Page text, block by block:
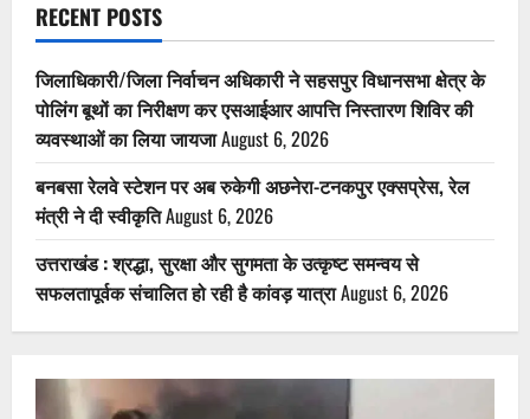
RECENT POSTS
जिलाधिकारी/जिला निर्वाचन अधिकारी ने सहसपुर विधानसभा क्षेत्र के
पोलिंग बूथों का निरीक्षण कर एसआईआर आपत्ति निस्तारण शिविर की
व्यवस्थाओं का लिया जायजाAugust 6, 2026
बनबसा रेलवे स्टेशन पर अब रुकेगी अछनेरा-टनकपुर एक्सप्रेस, रेल
मंत्री ने दी स्वीकृतिAugust 6, 2026
उत्तराखंड : श्रद्धा, सुरक्षा और सुगमता के उत्कृष्ट समन्वय से
सफलतापूर्वक संचालित हो रही है कांवड़ यात्राAugust 6, 2026